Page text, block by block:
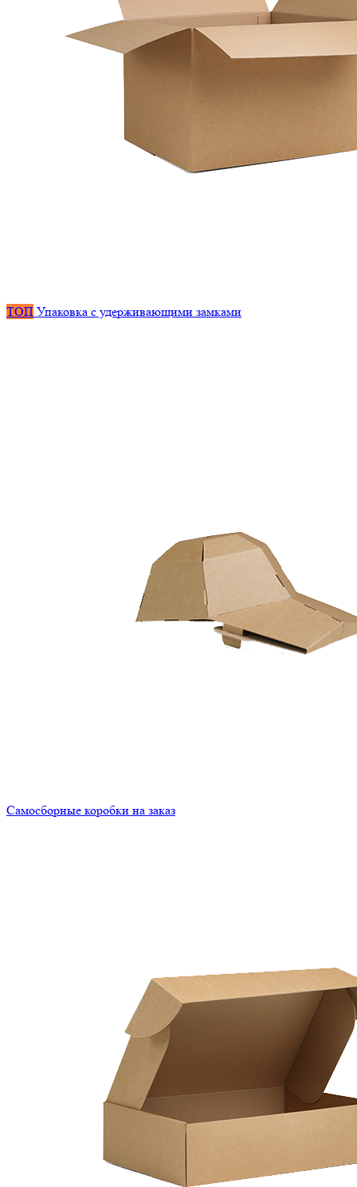
ТОП Упаковка с удерживающими замками
Самосборные коробки на заказ